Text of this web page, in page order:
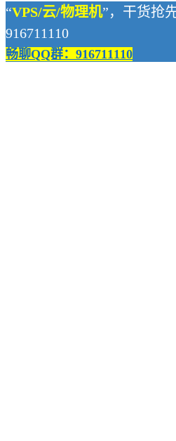
“VPS/云/物理机”，干货抢
916711110
畅聊QQ群：916711110